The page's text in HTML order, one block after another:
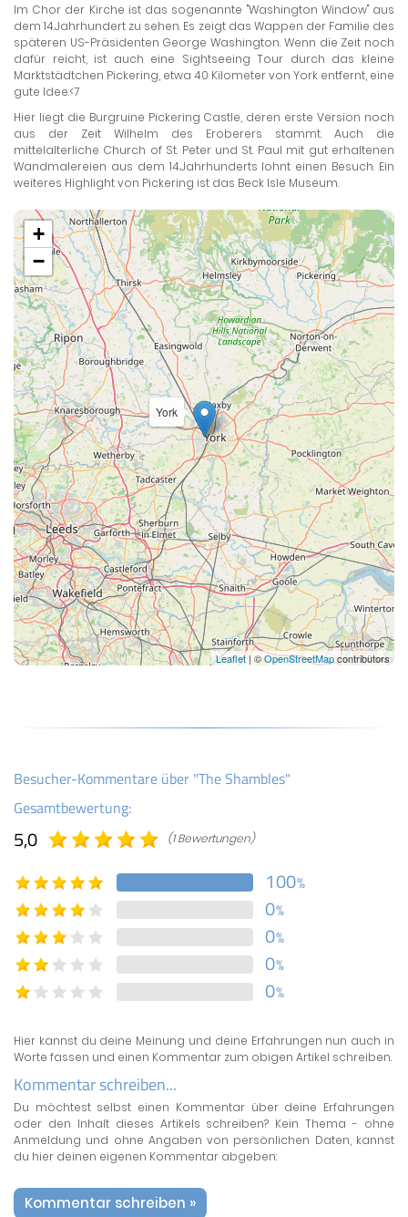
Im Chor der Kirche ist das sogenannte "Washington Window" aus
dem 14.Jahrhundert zu sehen. Es zeigt das Wappen der Familie des
späteren US-Präsidenten George Washington. Wenn die Zeit noch
dafür reicht, ist auch eine Sightseeing Tour durch das kleine
Marktstädtchen Pickering, etwa 40 Kilometer von York entfernt, eine
gute Idee.<7
Hier liegt die Burgruine Pickering Castle, deren erste Version noch
aus der Zeit Wilhelm des Eroberers stammt. Auch die
mittelalterliche Church of St. Peter und St. Paul mit gut erhaltenen
Wandmalereien aus dem 14.Jahrhunderts lohnt einen Besuch. Ein
weiteres Highlight von Pickering ist das Beck Isle Museum.
York
+
−
Leaflet| ©OpenStreetMapcontributors
Besucher-Kommentare über "The Shambles"
Gesamtbewertung:
5,0 (1 Bewertungen)
100%
0%
0%
0%
0%
Hier kannst du deine Meinung und deine Erfahrungen nun auch in
Worte fassen und einen Kommentar zum obigen Artikel schreiben.
Kommentar schreiben...
Du möchtest selbst einen Kommentar über deine Erfahrungen
oder den Inhalt dieses Artikels schreiben? Kein Thema - ohne
Anmeldung und ohne Angaben von persönlichen Daten, kannst
du hier deinen eigenen Kommentar abgeben:
Kommentar schreiben »